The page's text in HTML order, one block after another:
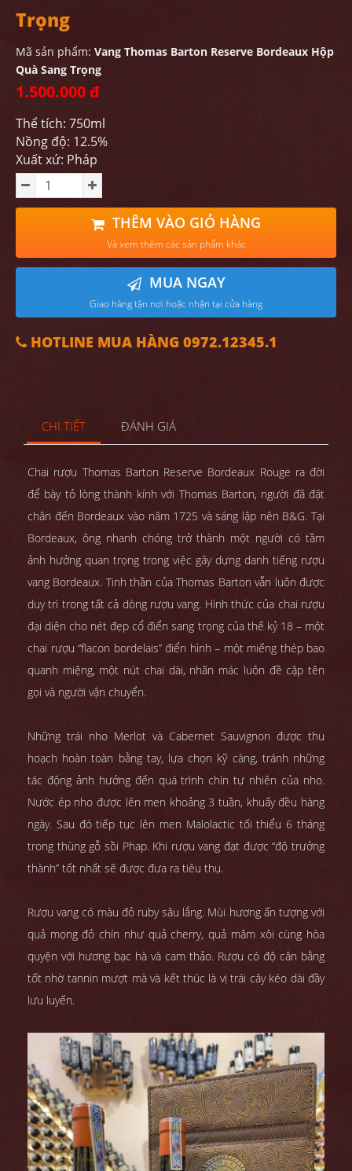
Trọng
Mã sản phẩm: Vang Thomas Barton Reserve Bordeaux Hộp
Quà Sang Trọng
1.500.000 đ
Thể tích: 750ml
Nồng độ: 12.5%
Xuất xứ: Pháp
THÊM VÀO GIỎ HÀNG
Và xem thêm các sản phẩm khác
MUA NGAY
Giao hàng tận nơi hoặc nhận tại cửa hàng
HOTLINE MUA HÀNG 0972.12345.1
CHI TIẾT ĐÁNH GIÁ
Chai rượu Thomas Barton Reserve Bordeaux Rouge ra đời
để bày tỏ lòng thành kính với Thomas Barton, người đã đặt
chân đến Bordeaux vào năm 1725 và sáng lập nên B&G. Tại
Bordeaux, ông nhanh chóng trở thành một người có tầm
ảnh hưởng quan trọng trong việc gây dựng danh tiếng rượu
vang Bordeaux. Tinh thần của Thomas Barton vẫn luôn được
duy trì trong tất cả dòng rượu vang. Hình thức của chai rượu
đại diện cho nét đẹp cổ điển sang trọng của thế kỷ 18 – một
chai rượu “flacon bordelais” điển hình – một miếng thép bao
quanh miệng, một nút chai dài, nhãn mác luôn đề cập tên
gọi và người vận chuyển.
Những trái nho Merlot và Cabernet Sauvignon được thu
hoạch hoàn toàn bằng tay, lựa chọn kỹ càng, tránh những
tác động ảnh hưởng đến quá trình chín tự nhiên của nho.
Nước ép nho được lên men khoảng 3 tuần, khuấy đều hàng
ngày. Sau đó tiếp tục lên men Malolactic tối thiểu 6 tháng
trong thùng gỗ sồi Phap. Khi rượu vang đạt được “độ trưởng
thành” tốt nhất sẽ được đưa ra tiêu thụ.
Rượu vang có màu đỏ ruby sâu lắng. Mùi hương ấn tượng với
quả mọng đỏ chín như quả cherry, quả mâm xôi cùng hòa
quyện với hương bạc hà và cam thảo. Rượu có độ cân bằng
tốt nhờ tannin mượt mà và kết thúc là vị trái cây kéo dài đầy
lưu luyến.